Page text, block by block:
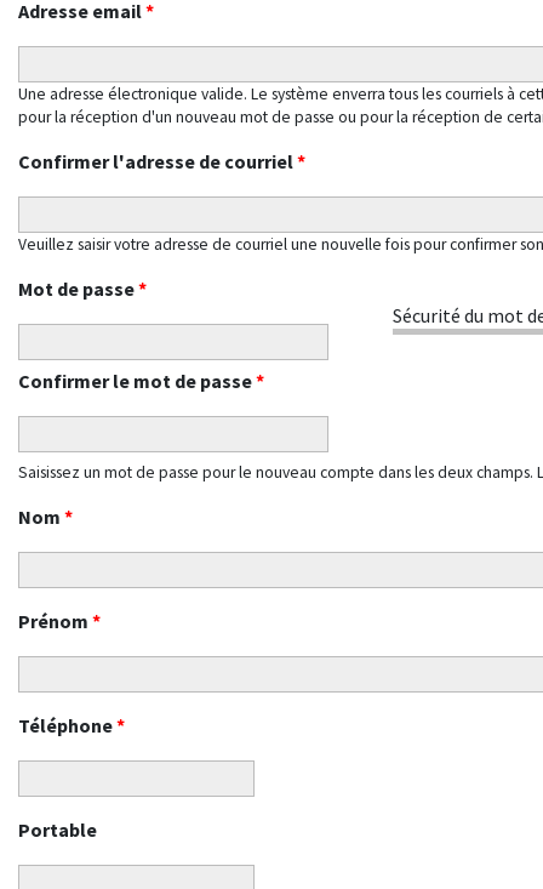
Adresse email*
Une adresse électronique valide. Le système enverra tous les courriels à
pour la réception d'un nouveau mot de passe ou pour la réception de
Confirmer l'adresse de courriel*
Veuillez saisir votre adresse de courriel une nouvelle fois pour confirmer
Sécurité du mot
Mot de passe*
Confirmer le mot de passe*
Saisissez un mot de passe pour le nouveau compte dans les deux
Nom *
Prénom *
Téléphone*
Portable